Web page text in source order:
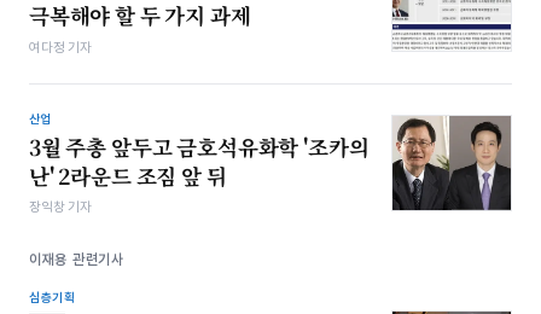
극복해야 할 두 가지 과제
여다정 기자
산업
3월 주총 앞두고 금호석유화학 '조카의
난' 2라운드 조짐 앞 뒤
장익창 기자
이재용 관련기사
심층기획